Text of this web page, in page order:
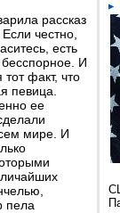
рассказ
честно,
есть
бесспорное. И
факт, что
певица.
ее
мире. И
пела